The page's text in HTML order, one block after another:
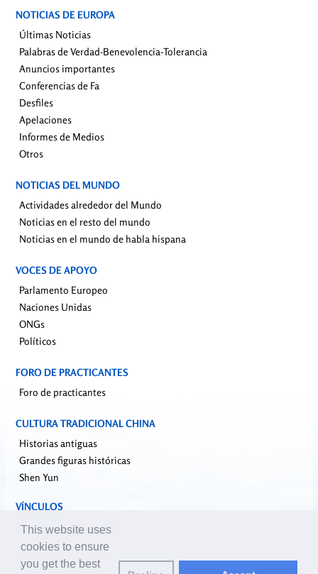
NOTICIAS DE EUROPA
Últimas Noticias
Palabras de Verdad-Benevolencia-Tolerancia
Anuncios importantes
Conferencias de Fa
Desfiles
Apelaciones
Informes de Medios
Otros
NOTICIAS DEL MUNDO
Actividades alrededor del Mundo
Noticias en el resto del mundo
Noticias en el mundo de habla hispana
VOCES DE APOYO
Parlamento Europeo
Naciones Unidas
ONGs
Políticos
FORO DE PRACTICANTES
Foro de practicantes
CULTURA TRADICIONAL CHINA
Historias antiguas
Grandes figuras históricas
Shen Yun
VÍNCULOS
falundafa.org
faluninfo.net
minghui.org
This website uses
cookies to ensure
you get the best